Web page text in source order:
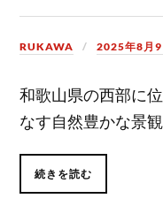
RUKAWA 2025年8月9
和歌山県の西部に
なす自然豊かな景
続きを読む